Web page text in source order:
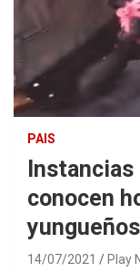
PAIS
conocen
yungueños
14/07/2021 Play